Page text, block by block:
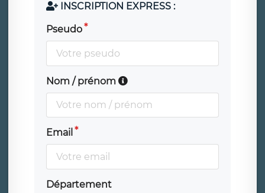
INSCRIPTION EXPRESS :
Pseudo
Nom / prénom
Email
Département